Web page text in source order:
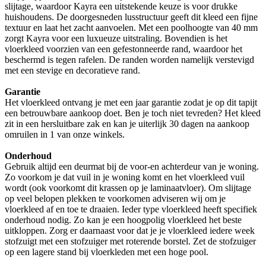
slijtage, waardoor Kayra een uitstekende keuze is voor drukke
huishoudens. De doorgesneden lusstructuur geeft dit kleed een fijne
textuur en laat het zacht aanvoelen. Met een poolhoogte van 40 mm
zorgt Kayra voor een luxueuze uitstraling. Bovendien is het
vloerkleed voorzien van een gefestonneerde rand, waardoor het
beschermd is tegen rafelen. De randen worden namelijk verstevigd
met een stevige en decoratieve rand.
Garantie
Het vloerkleed ontvang je met een jaar garantie zodat je op dit tapijt
een betrouwbare aankoop doet. Ben je toch niet tevreden? Het kleed
zit in een hersluitbare zak en kan je uiterlijk 30 dagen na aankoop
omruilen in 1 van onze winkels.
Onderhoud
Gebruik altijd een deurmat bij de voor-en achterdeur van je woning.
Zo voorkom je dat vuil in je woning komt en het vloerkleed vuil
wordt (ook voorkomt dit krassen op je laminaatvloer). Om slijtage
op veel belopen plekken te voorkomen adviseren wij om je
vloerkleed af en toe te draaien. Ieder type vloerkleed heeft specifiek
onderhoud nodig. Zo kan je een hoogpolig vloerkleed het beste
uitkloppen. Zorg er daarnaast voor dat je je vloerkleed iedere week
stofzuigt met een stofzuiger met roterende borstel. Zet de stofzuiger
op een lagere stand bij vloerkleden met een hoge pool.